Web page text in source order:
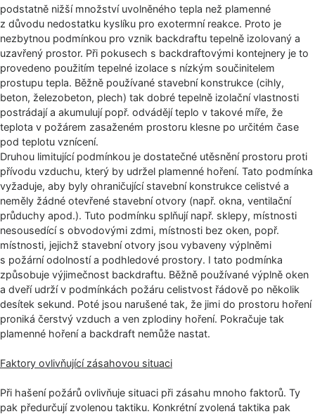
podstatně nižší množství uvolněného tepla než plamenné
z důvodu nedostatku kyslíku pro exotermní reakce. Proto je
nezbytnou podmínkou pro vznik backdraftu tepelně izolovaný a
uzavřený prostor. Při pokusech s backdraftovými kontejnery je to
provedeno použitím tepelné izolace s nízkým součinitelem
prostupu tepla. Běžně používané stavební konstrukce (cihly,
beton, železobeton, plech) tak dobré tepelně izolační vlastnosti
postrádají a akumulují popř. odvádějí teplo v takové míře, že
teplota v požárem zasaženém prostoru klesne po určitém čase
pod teplotu vznícení.
Druhou limitující podmínkou je dostatečné utěsnění prostoru proti
přívodu vzduchu, který by udržel plamenné hoření. Tato podmínka
vyžaduje, aby byly ohraničující stavební konstrukce celistvé a
neměly žádné otevřené stavební otvory (např. okna, ventilační
průduchy apod.). Tuto podmínku splňují např. sklepy, místnosti
nesousedící s obvodovými zdmi, místnosti bez oken, popř.
místnosti, jejichž stavební otvory jsou vybaveny výplněmi
s požární odolností a podhledové prostory. I tato podmínka
způsobuje výjimečnost backdraftu. Běžně používané výplně oken
a dveří udrží v podmínkách požáru celistvost řádově po několik
desítek sekund. Poté jsou narušené tak, že jimi do prostoru hoření
proniká čerstvý vzduch a ven zplodiny hoření. Pokračuje tak
plamenné hoření a backdraft nemůže nastat.
Faktory ovlivňující zásahovou situaci
Při hašení požárů ovlivňuje situaci při zásahu mnoho faktorů. Ty
pak předurčují zvolenou taktiku. Konkrétní zvolená taktika pak